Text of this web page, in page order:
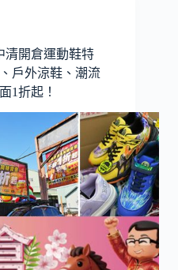
清開倉運動鞋特
戶外涼鞋、潮流
1折起！